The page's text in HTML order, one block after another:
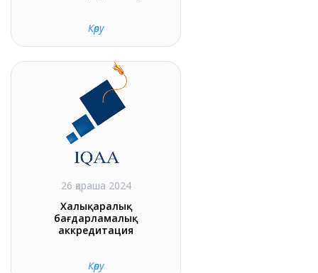
Көру
26 қараша 2024
Халықаралық
бағдарламалық
аккредитация
Көру